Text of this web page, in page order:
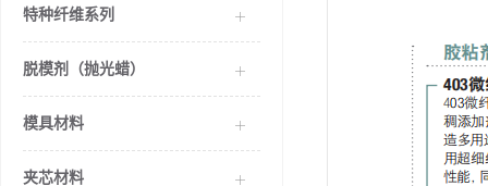
特种纤维系列
脱模剂（抛光蜡）
模具材料
夹芯材料